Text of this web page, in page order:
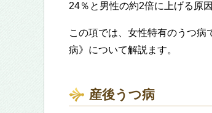
24％と男性の約2倍に上げる原
この項では、女性特有のうつ病
病》について解説ます。
産後うつ病